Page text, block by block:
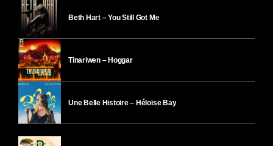
Beth Hart – You Still Got Me
Tinariwen – Hoggar
Une Belle Histoire – Héloïse Bay